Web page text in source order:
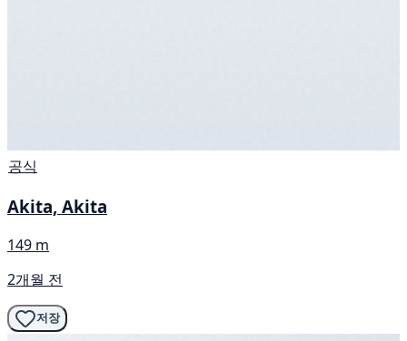
공식
Akita, Akita
149 m
2개월 전
저장